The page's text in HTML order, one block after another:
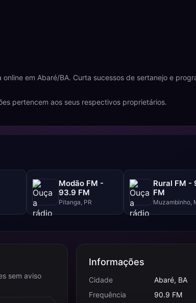
online em Abaré/BA. Curta sucessos de sertanejo e
pertencem aos seus respectivos proprietários.
Modão FM -
93.9 FM
Pitanga, PR
Rural FM -
FM
Muzambinho,
sem aviso
Informações
Cidade
Abaré, BA
Frequência
90.9 FM